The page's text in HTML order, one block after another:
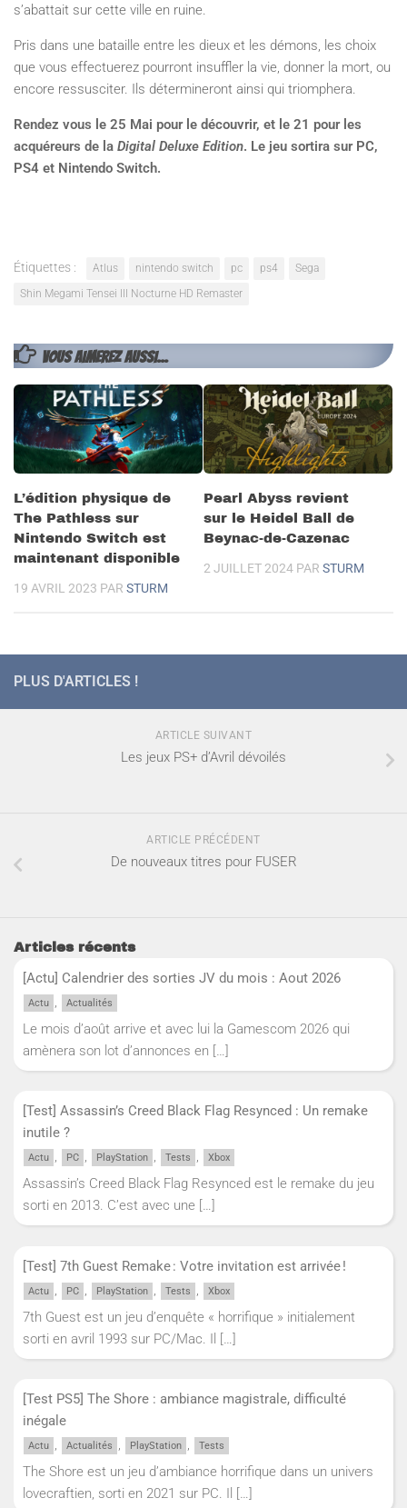
s’abattait sur cette ville en ruine.
Pris dans une bataille entre les dieux et les démons, les choix
que vous effectuerez pourront insuffler la vie, donner la mort, ou
encore ressusciter. Ils détermineront ainsi qui triomphera.
Rendez vous le 25 Mai pour le découvrir, et le 21 pour les
acquéreurs de la Digital Deluxe Edition. Le jeu sortira sur PC,
PS4 et Nintendo Switch.
Étiquettes : Atlus nintendo switch pc ps4
Sega
Shin Megami Tensei III Nocturne HD Remaster
VOUS AIMEREZ AUSSI...
L’édition physique de
The Pathless sur
Nintendo Switch est
maintenant disponible
19 AVRIL 2023 PAR STURM
Pearl Abyss revient
sur le Heidel Ball de
Beynac-de-Cazenac
2 JUILLET 2024 PAR STURM
PLUS D'ARTICLES !
ARTICLE SUIVANT
Les jeux PS+ d’Avril dévoilés
ARTICLE PRÉCÉDENT
De nouveaux titres pour FUSER
Articles récents
[Actu] Calendrier des sorties JV du mois : Aout 2026
Actu , Actualités
Le mois d’août arrive et avec lui la Gamescom 2026 qui
amènera son lot d’annonces en […]
[Test] Assassin’s Creed Black Flag Resynced : Un remake
inutile ?
Actu , PC , PlayStation , Tests , Xbox
Assassin’s Creed Black Flag Resynced est le remake du jeu
sorti en 2013. C’est avec une […]
[Test] 7th Guest Remake : Votre invitation est arrivée !
Actu , PC , PlayStation , Tests , Xbox
7th Guest est un jeu d’enquête « horrifique » initialement
sorti en avril 1993 sur PC/Mac. Il […]
[Test PS5] The Shore : ambiance magistrale, difficulté
inégale
Actu , Actualités , PlayStation , Tests
The Shore est un jeu d’ambiance horrifique dans un univers
lovecraftien, sorti en 2021 sur PC. Il […]